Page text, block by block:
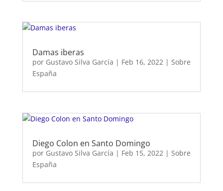
Damas iberas
por Gustavo Silva García | Feb 16, 2022| Sobre
España
Diego Colon en Santo Domingo
por Gustavo Silva García | Feb 15, 2022 | Sobre
España